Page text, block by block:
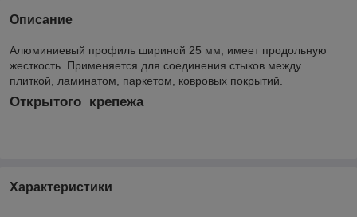
Описание
Алюминиевый профиль шириной 25 мм, имеет продольную
жесткость. Применяется для соединения стыков между
плиткой, ламинатом, паркетом, ковровых покрытий.
Открытого крепежа
Характеристики